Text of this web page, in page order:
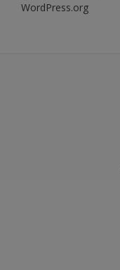
WordPress.org